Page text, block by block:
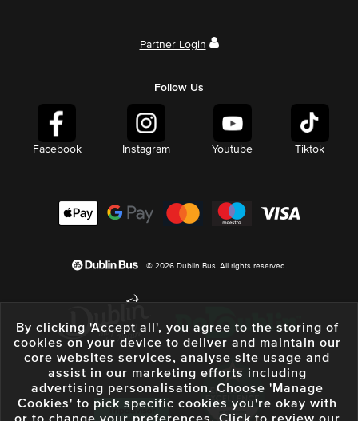
Partner Login
Follow Us
Facebook Instagram Youtube Tiktok
© 2026 Dublin Bus. All rights reserved.
By clicking 'Accept all', you agree to the storing of
cookies on your device to deliver and maintain our
core websites services, analyse site usage and
assist in our marketing efforts including
advertising personalisation. Choose 'Manage
Cookies' to pick specific cookies you're okay with